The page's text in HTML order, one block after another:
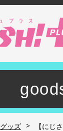
グッズ >
【にじ